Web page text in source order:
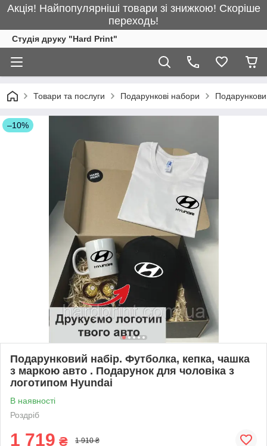
Акція! Найпопулярніші товари зі знижкою! Скоріше
переходь!
Студія друку "Hard Print"
Товари та послуги Подарункові набори
–10%
Подарунковий набір. Футболка, кепка, чашка
з маркою авто . Подарунок для чоловіка з
логотипом Hyundai
В наявності
Роздріб
1 719 ₴ 1 910 ₴